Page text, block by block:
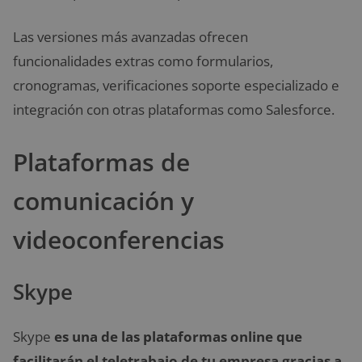
Las versiones más avanzadas ofrecen
funcionalidades extras como formularios,
cronogramas, verificaciones soporte especializado e
integración con otras plataformas como Salesforce.
Plataformas de
comunicación y
videoconferencias
Skype
Skype es una de las plataformas online que